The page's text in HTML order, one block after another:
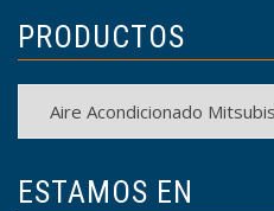
PRODUCTOS
ESTAMOS EN